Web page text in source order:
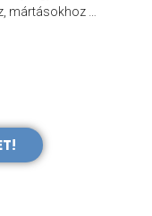
mártásokhoz …